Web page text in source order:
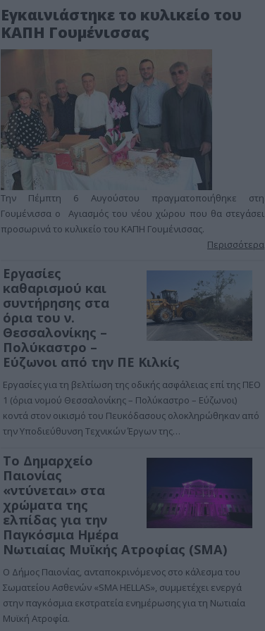
Εγκαινιάστηκε το κυλικείο του
ΚΑΠΗ Γουμένισσας
Την Πέμπτη 6 Αυγούστου πραγματοποιήθηκε στη
Γουμένισσα ο Αγιασμός του νέου χώρου που θα στεγάσει
προσωρινά το κυλικείο του ΚΑΠΗ Γουμένισσας.
Περισσότερα
Εργασίες
καθαρισμού και
συντήρησης στα
όρια του ν.
Θεσσαλονίκης –
Πολύκαστρο –
Εύζωνοι από την ΠΕ Κιλκίς
Εργασίες για τη βελτίωση της οδικής ασφάλειας επί της ΠΕΟ
1 (όρια νομού Θεσσαλονίκης – Πολύκαστρο – Εύζωνοι)
κοντά στον οικισμό του Πευκόδασους ολοκληρώθηκαν από
την Υποδιεύθυνση Τεχνικών Έργων της…
Το Δημαρχείο
Παιονίας
«ντύνεται» στα
χρώματα της
ελπίδας για την
Παγκόσμια Ημέρα
Νωτιαίας Μυϊκής Ατροφίας (SMA)
Ο Δήμος Παιονίας, ανταποκρινόμενος στο κάλεσμα του
Σωματείου Ασθενών «SMA HELLAS», συμμετέχει ενεργά
στην παγκόσμια εκστρατεία ενημέρωσης για τη Νωτιαία
Μυϊκή Ατροφία.